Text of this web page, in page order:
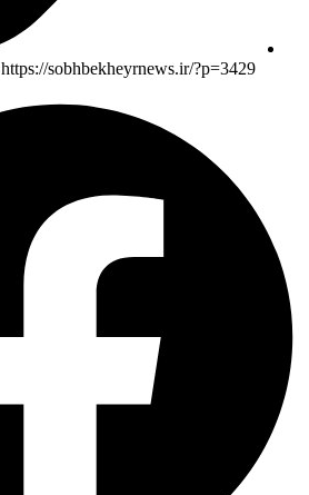
https://sobhbekheyrnews.ir/?p=3429